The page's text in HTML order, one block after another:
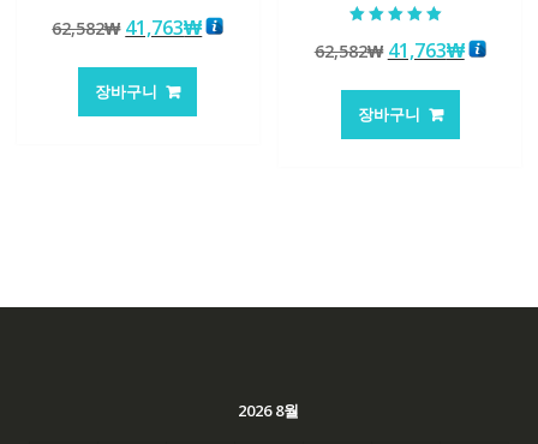
4.50
로 평가됨
62,582₩ 원
가
격:
41,763₩현
장바구니
5.00
로 평가됨
62,582₩ 원
가
격:
41,763₩현
장바구니
2026 8월